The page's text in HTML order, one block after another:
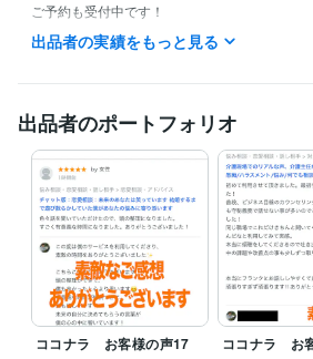
ご予約も受付中です！
ご希望の日時をDMにてお知らせください。
何かあれば気軽にDMください。
あらかじめご了承くださいませ。
お悩み相談、カウンセリング：オレンジ色
恋愛相談：ピンク色
介護関係の相談：緑色
各相談ごとに色分けをしてあります。
・あなたの気持ちや悩みを
電話で話せるサービス
出品者の実績をもっと見る
出品者のポートフォリオ
ココナラ お客様の声17 ココナラ お